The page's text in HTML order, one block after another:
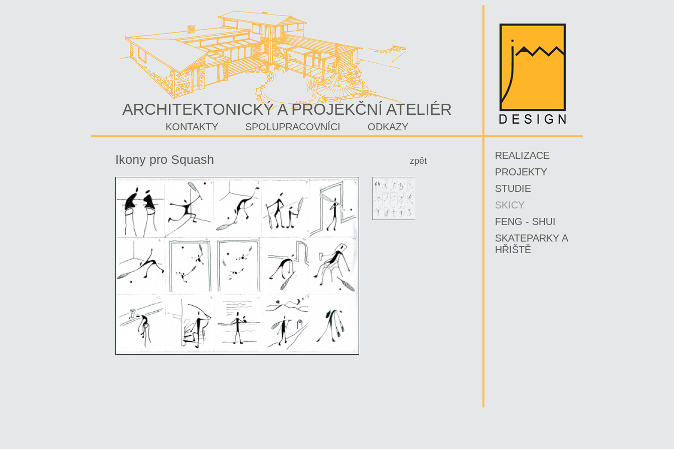
ARCHITEKTONICKÝ A PROJEKČNÍ ATELIÉR
KONTAKTY SPOLUPRACOVNÍCI ODKAZY
REALIZACE
PROJEKTY
STUDIE
SKICY
FENG - SHUI
SKATEPARKY A
HŘIŠTĚ
Ikony pro Squash zpět